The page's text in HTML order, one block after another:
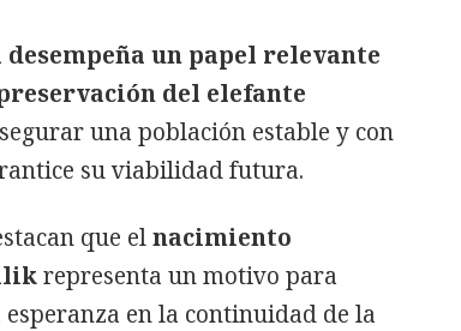
desempeña un papel relevante
del elefante
una población estable y con
su viabilidad futura.
que elnacimiento
representa un motivo para
en la continuidad de la